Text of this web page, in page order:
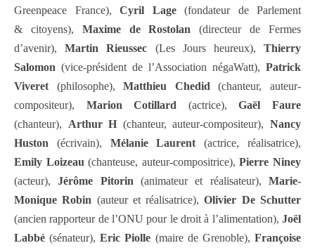
Greenpeace France), Cyril Lage(fondateur de Parlement
& citoyens), Maxime de Rostolan (directeur de Fermes
d’avenir),Martin Rieussec (Les Jours heureux),Thierry
Salomon (vice-président de l’Association négaWatt), Patrick
Viveret(philosophe),Matthieu Chedid(chanteur, auteur-
compositeur), Marion Cotillard (actrice),Gaël Faure
(chanteur), Arthur H (chanteur, auteur-compositeur),Nancy
Huston (écrivain), Mélanie Laurent(actrice, réalisatrice),
Emily Loizeau(chanteuse, auteur-compositrice),Pierre Niney
(acteur),Jérôme Pitorin(animateur et réalisateur),Marie-
Monique Robin (auteur et réalisatrice),Olivier De Schutter
(ancien rapporteur de l’ONU pour le droit à l’alimentation), Joël
Labbé (sénateur),Eric Piolle (maire de Grenoble),Françoise